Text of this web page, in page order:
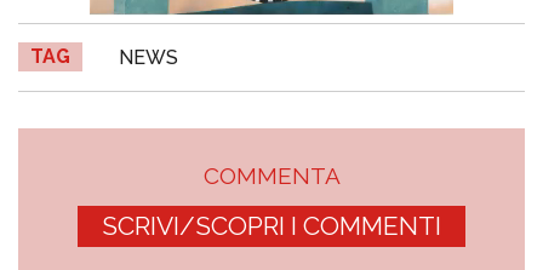
TAG NEWS
COMMENTA
SCRIVI/SCOPRI I COMMENTI